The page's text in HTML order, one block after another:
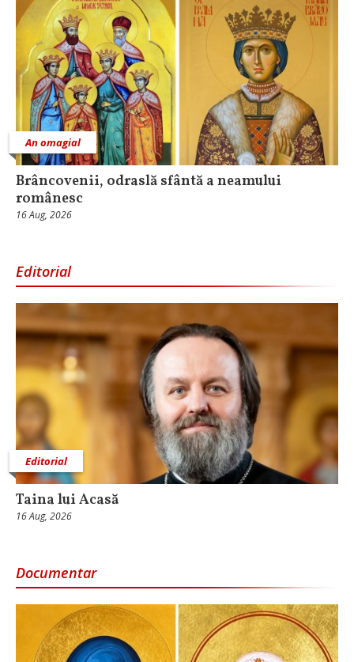
An omagial
Brâncovenii, odraslă sfântă a neamului
românesc
16 Aug, 2026
Editorial
Editorial
Taina lui Acasă
16 Aug, 2026
Documentar